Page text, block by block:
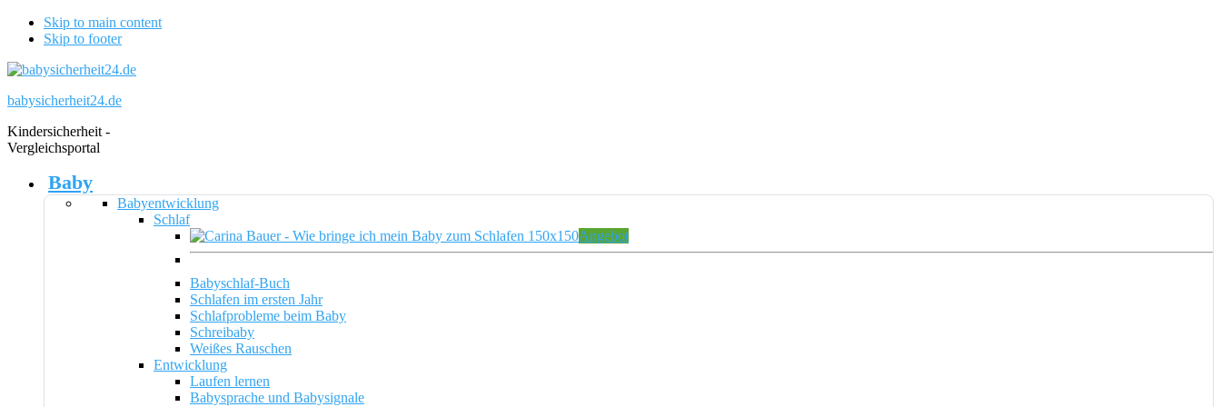
Skip to main content
Skip to footer
babysicherheit24.de
Kindersicherheit -
Vergleichsportal
Baby
Babyentwicklung
Schlaf
Angebot
Babyschlaf-Buch
Schlafen im ersten Jahr
Schlafprobleme beim Baby
Schreibaby
Weißes Rauschen
Entwicklung
Laufen lernen
Babysprache und Babysignale